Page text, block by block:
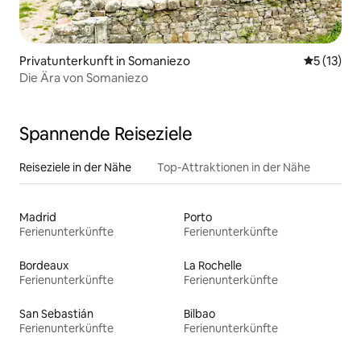
Privatunterkunft in Somaniezo
5 (13)
Die Ära von Somaniezo
Spannende Reiseziele
Reiseziele in der Nähe Top-Attraktionen in der Nähe
Madrid
Ferienunterkünfte
Porto
Ferienunterkünfte
Bordeaux
Ferienunterkünfte
La Rochelle
Ferienunterkünfte
San Sebastián
Ferienunterkünfte
Bilbao
Ferienunterkünfte